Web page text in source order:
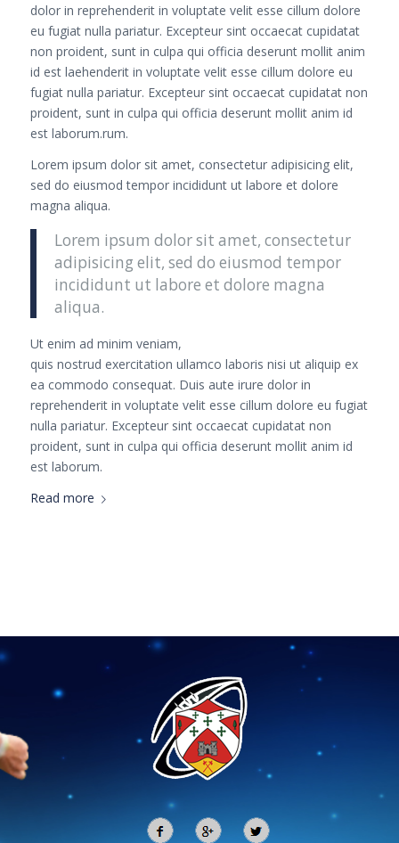
dolor in reprehenderit in voluptate velit esse cillum dolore
eu fugiat nulla pariatur. Excepteur sint occaecat cupidatat
non proident, sunt in culpa qui officia deserunt mollit anim
id est laehenderit in voluptate velit esse cillum dolore eu
fugiat nulla pariatur. Excepteur sint occaecat cupidatat non
proident, sunt in culpa qui officia deserunt mollit anim id
est laborum.rum.
Lorem ipsum dolor sit amet, consectetur adipisicing elit,
sed do eiusmod tempor incididunt ut labore et dolore
magna aliqua.
Lorem ipsum dolor sit amet, consectetur
adipisicing elit, sed do eiusmod tempor
incididunt ut labore et dolore magna
aliqua.
Ut enim ad minim veniam,
quis nostrud exercitation ullamco laboris nisi ut aliquip ex
ea commodo consequat. Duis aute irure dolor in
reprehenderit in voluptate velit esse cillum dolore eu fugiat
nulla pariatur. Excepteur sint occaecat cupidatat non
proident, sunt in culpa qui officia deserunt mollit anim id
est laborum.
Read more